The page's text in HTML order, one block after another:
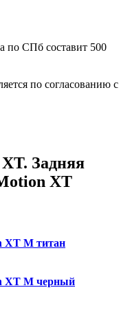
по СПб составит 500
по согласованию с
Задняя
XT
XT M титан
XT M черный